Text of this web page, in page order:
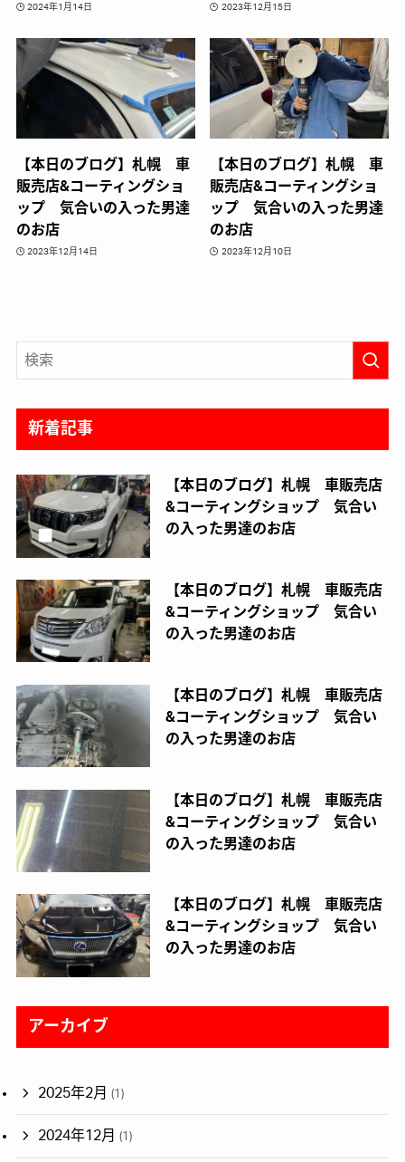
2024年1月14日 2023年12月15日
【本日のブログ】札幌 車
販売店&コーティングショ
ップ 気合いの入った男達
のお店
2023年12月14日
【本日のブログ】札幌 車
販売店&コーティングショ
ップ 気合いの入った男達
のお店
2023年12月10日
新着記事
【本日のブログ】札幌 車販売店
&コーティングショップ 気合い
の入った男達のお店
【本日のブログ】札幌 車販売店
&コーティングショップ 気合い
の入った男達のお店
【本日のブログ】札幌 車販売店
&コーティングショップ 気合い
の入った男達のお店
【本日のブログ】札幌 車販売店
&コーティングショップ 気合い
の入った男達のお店
【本日のブログ】札幌 車販売店
&コーティングショップ 気合い
の入った男達のお店
アーカイブ
2025年2月 (1)
2024年12月 (1)